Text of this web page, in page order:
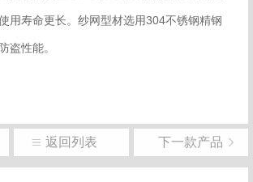
用寿命更长。纱网型材选用304不锈钢精钢
盗性能。
返回列表 下一款产品